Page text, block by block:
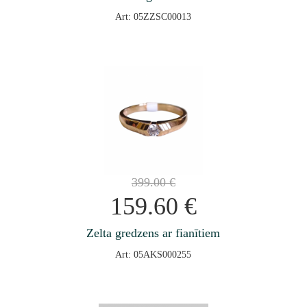
Art: 05ZZSC00013
399.00€
159.60 €
Zelta gredzens ar fianītiem
Art: 05AKS000255